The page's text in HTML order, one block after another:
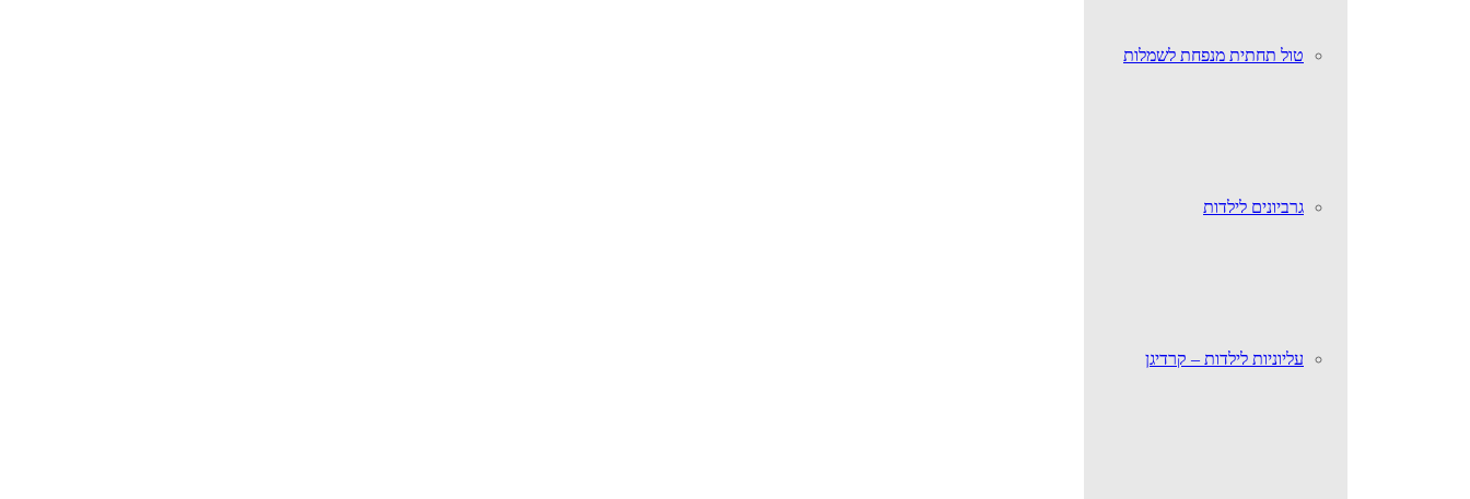
טול תחתית מנפחת לשמלות
גרביונים לילדות
עליוניות לילדות – קרדיגן